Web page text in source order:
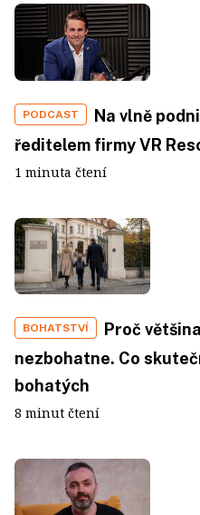
PODCAST
Na vlně
ředitelem firmy VR
1 minuta čtení
BOHATSTVÍ
Proč
nezbohatne. Co
bohatých
8 minut čtení